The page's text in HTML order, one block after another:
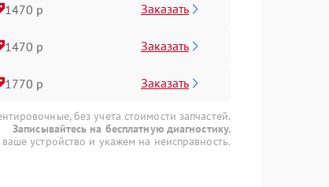
1470 р Заказать
1470 р Заказать
1770 р Заказать
без учета стоимости запчастей.
Записывайтесь на бесплатную диагностику.
устройство и укажем на неисправность.